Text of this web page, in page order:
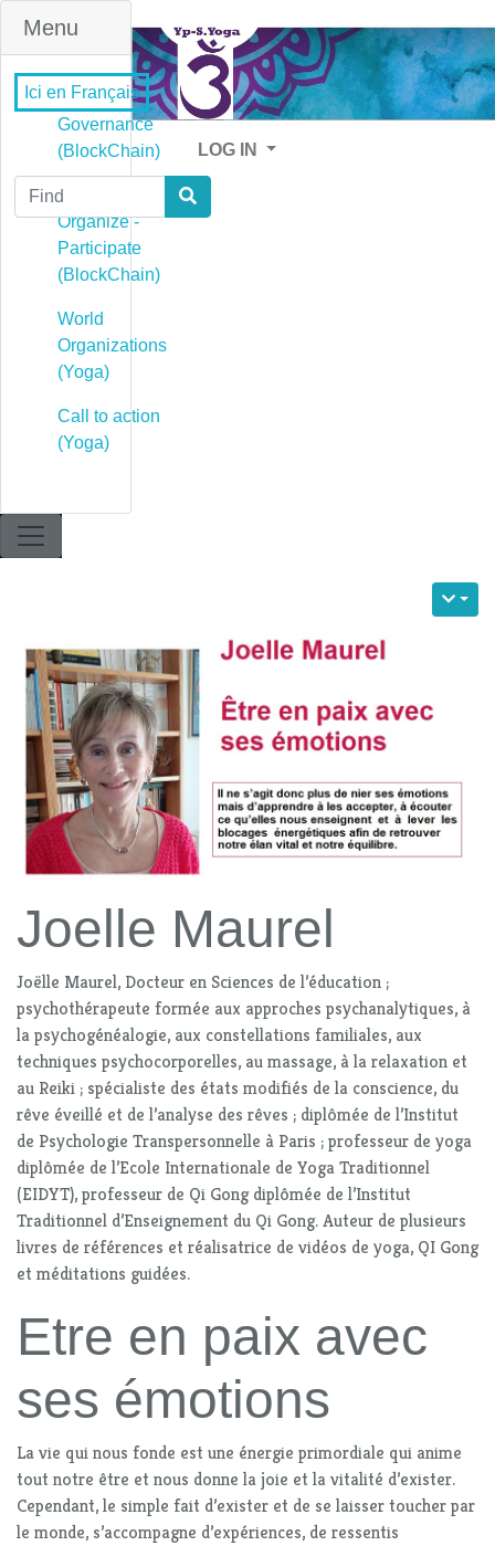
Menu
Governance
(BlockChain)
Governance -
Organize -
Participate
(BlockChain)
World
Organizations
(Yoga)
Call to action
(Yoga)
Ici en Français
LOG IN
Find
Joelle Maurel
Joëlle Maurel, Docteur en Sciences de l’éducation ;
psychothérapeute formée aux approches psychanalytiques, à
la psychogénéalogie, aux constellations familiales, aux
techniques psychocorporelles, au massage, à la relaxation et
au Reiki ; spécialiste des états modifiés de la conscience, du
rêve éveillé et de l’analyse des rêves ; diplômée de l’Institut
de Psychologie Transpersonnelle à Paris ; professeur de yoga
diplômée de l’Ecole Internationale de Yoga Traditionnel
(EIDYT), professeur de Qi Gong diplômée de l’Institut
Traditionnel d’Enseignement du Qi Gong. Auteur de plusieurs
livres de références et réalisatrice de vidéos de yoga, QI Gong
et méditations guidées.
Etre en paix avec
ses émotions
La vie qui nous fonde est une énergie primordiale qui anime
tout notre être et nous donne la joie et la vitalité d’exister.
Cependant, le simple fait d’exister et de se laisser toucher par
le monde, s’accompagne d’expériences, de ressentis